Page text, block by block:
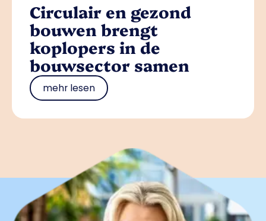
Circulair en gezond
bouwen brengt
koplopers in de
bouwsector samen
mehr lesen